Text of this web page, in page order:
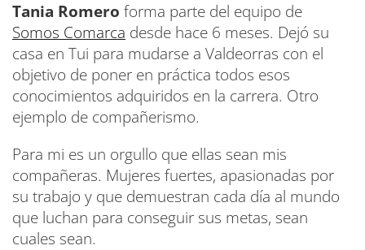
Tania Romero forma parte del equipo de
Somos Comarca desde hace 6 meses. Dejó su
casa en Tui para mudarse a Valdeorras con el
objetivo de poner en práctica todos esos
conocimientos adquiridos en la carrera. Otro
ejemplo de compañerismo.
Para mi es un orgullo que ellas sean mis
compañeras. Mujeres fuertes, apasionadas por
su trabajo y que demuestran cada día al mundo
que luchan para conseguir sus metas, sean
cuales sean.